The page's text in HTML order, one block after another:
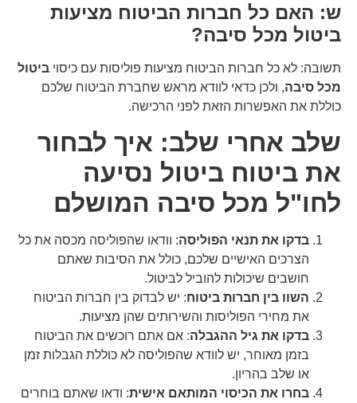
ש: האם כל חברות הביטוח מציעות
ביטול מכל סיבה?
תשובה: לא כל חברות הביטוח מציעות פוליסות עם כיסוי ביטול
מכל סיבה, ולכן כדאי לוודא מראש שחברת הביטוח שלכם
כוללת את האפשרות הזאת לפני הרכישה.
שלב אחרי שלב: איך לבחור
את ביטוח ביטול נסיעה
לחו"ל מכל סיבה המושלם
בדקו את תנאי הפוליסה: וודאו שהפוליסה מכסה את כל
הצרכים האישיים שלכם, כולל את הסיבות שאתם
חושבים שיכולות להוביל לביטול.
השוו בין חברות ביטוח: יש לבדוק בין חברות הביטוח
את מחירי הפוליסות והשירותים שהן מציעות.
בדקו את גיל ההגבלה: אם אתם רוכשים את הביטוח
בזמן מאוחר, יש לוודא שהפוליסה לא כוללת הגבלות זמן
או שלב בהריון.
בחרו את הכיסוי המותאם אישית: ודאו שאתם בוחרים